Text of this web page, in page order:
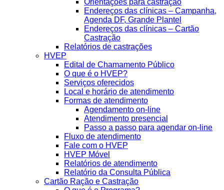
Endereços das clínicas – Campanha,
Agenda DF, Grande Plantel
Endereços das clínicas – Cartão
Castração
Relatórios de castrações
HVEP
Edital de Chamamento Público
O que é o HVEP?
Serviços oferecidos
Local e horário de atendimento
Formas de atendimento
Agendamento on-line
Atendimento presencial
Passo a passo para agendar on-line
Fluxo de atendimento
Fale com o HVEP
HVEP Móvel
Relatórios de atendimento
Relatório da Consulta Pública
Cartão Ração e Castração